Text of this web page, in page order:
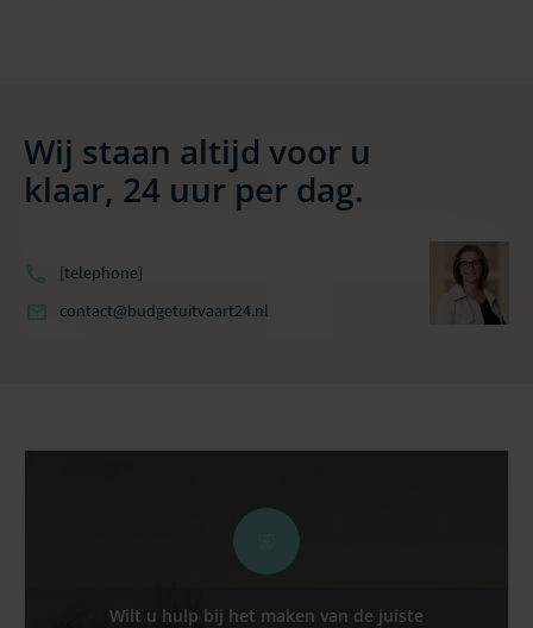
Wij staan altijd voor u
klaar, 24 uur per dag.
[telephone]
contact@budgetuitvaart24.nl
Wilt u hulp bij het maken van de juiste